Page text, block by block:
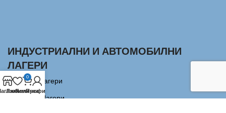
ИНДУСТРИАЛНИ И АВТОМОБИЛНИ
ЛАГЕРИ
Сачмени лагери
Аксиални Лагери
Любими
0
Количка
Профил